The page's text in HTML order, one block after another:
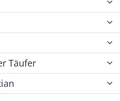
Täufer